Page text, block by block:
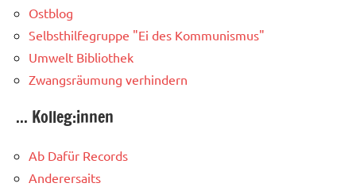
Ostblog
Selbsthilfegruppe "Ei des Kommunismus"
Umwelt Bibliothek
Zwangsräumung verhindern
... Kolleg:innen
Ab Dafür Records
Anderersaits